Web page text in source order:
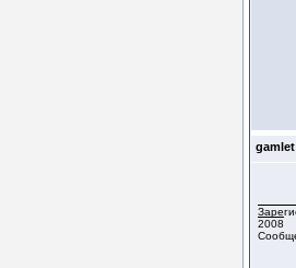
gamlet
2008